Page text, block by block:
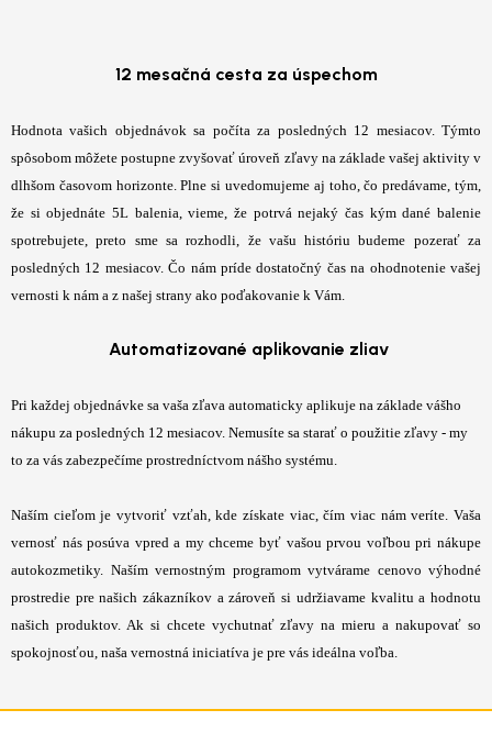
12 mesačná cesta za úspechom
Hodnota vašich objednávok sa počíta za posledných 12 mesiacov. Týmto
spôsobom môžete postupne zvyšovať úroveň zľavy na základe vašej aktivity v
dlhšom časovom horizonte. Plne si uvedomujeme aj toho, čo predávame, tým,
že si objednáte 5L balenia, vieme, že potrvá nejaký čas kým dané balenie
spotrebujete, preto sme sa rozhodli, že vašu históriu budeme pozerať za
posledných 12 mesiacov. Čo nám príde dostatočný čas na ohodnotenie vašej
vernosti k nám a z našej strany ako poďakovanie k Vám.
Automatizované aplikovanie zliav
Pri každej objednávke sa vaša zľava automaticky aplikuje na základe vášho
nákupu za posledných 12 mesiacov. Nemusíte sa starať o použitie zľavy - my
to za vás zabezpečíme prostredníctvom nášho systému.
Naším cieľom je vytvoriť vzťah, kde získate viac, čím viac nám veríte. Vaša
vernosť nás posúva vpred a my chceme byť vašou prvou voľbou pri nákupe
autokozmetiky. Naším vernostným programom vytvárame cenovo výhodné
prostredie pre našich zákazníkov a zároveň si udržiavame kvalitu a hodnotu
našich produktov. Ak si chcete vychutnať zľavy na mieru a nakupovať so
spokojnosťou, naša vernostná iniciatíva je pre vás ideálna voľba.